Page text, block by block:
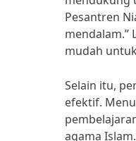
Pesantren
mendalam.”
mudah
Selain itu,
efektif.
agama